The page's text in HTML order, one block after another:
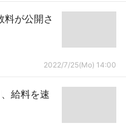
料が公開さ
2022/7/25(Mo) 14:00
給料を速